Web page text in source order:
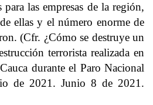
para las empresas de la región,
ellas y el número enorme de
(Cfr. ¿Cómo se destruye un
terrorista realizada en
durante el Paro Nacional
de 2021. Junio 8 de 2021.